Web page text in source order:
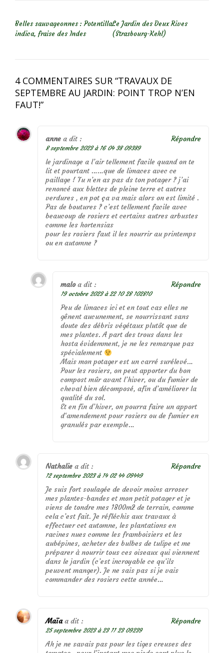
Belles sauvageonnes : Potentilla
indica, fraise des Indes
Le Jardin des Deux Rives
(Strasbourg-Kehl)
4 COMMENTAIRES SUR “TRAVAUX DE
SEPTEMBRE AU JARDIN: POINT TROP N’EN
FAUT!”
anne a dit :
8 septembre 2023 à 16 04 38 09389
le jardinage a l’air tellement facile quand on te
lit et pourtant ……que de limaces avec ce
paillage ! Tu n’en as pas ds ton potager ? j’ai
renoncé aux blettes de pleine terre et autres
verdures , en pot ça va mais alors on est limité .
Pas de boutures ? c’est tellement facile avec
beaucoup de rosiers et certains autres arbustes
comme les hortensias
pour les rosiers faut il les nourrir au printemps
ou en automne ?
Répondre
malo a dit :
19 octobre 2023 à 22 10 28 102810
Peu de limaces ici et en tout cas elles ne
gênent aucunement, se nourrissant sans
doute des débris végétaux plutôt que de
mes plantes. A part des trous dans les
hosta évidemment, je ne les remarque pas
spécialement
Mais mon potager est un carré surélevé…
Pour les rosiers, on peut apporter du bon
compost mûr avant l’hiver, ou du fumier de
cheval bien décomposé, afin d’améliorer la
qualité du sol.
Et en fin d’hiver, on pourra faire un apport
d‘amendement pour rosiers ou de fumier en
granulés par exemple…
Répondre
Nathalie a dit :
12 septembre 2023 à 14 02 44 09449
Je suis fort soulagée de devoir moins arroser
mes plantes-bandes et mon petit potager et je
viens de tondre mes 1800m2 de terrain, comme
cela c’est fait. Je réfléchis aux travaux à
effectuer cet automne, les plantations en
racines nues comme les framboisiers et les
aubépines, acheter des bulbes de tulipe et me
préparer à nourrir tous ces oiseaux qui viennent
dans le jardin (c’est incroyable ce qu’ils
peuvent manger). Je ne sais pas si je vais
commander des rosiers cette année…
Répondre
Maïa a dit :
25 septembre 2023 à 23 11 23 09239
Ah je ne savais pas pour les tiges creuses des
Répondre